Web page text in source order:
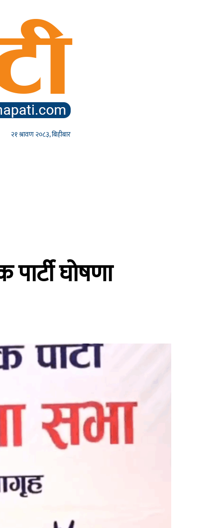
२१ श्रावण २०८३, बिहीबार
घोषणा